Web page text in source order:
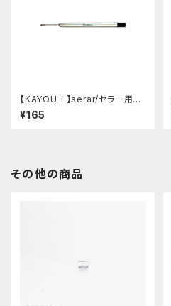
【KAYOU＋】serar/セラー用リ
フィル
¥165
その他の商品